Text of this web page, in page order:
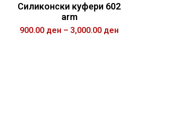
Силиконски куфери 602
arm
900.00 ден –3,000.00 ден